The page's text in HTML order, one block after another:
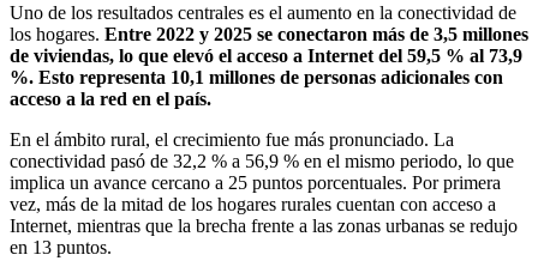
Uno de los resultados centrales es el aumento en la conectividad de
los hogares. Entre 2022 y 2025 se conectaron más de 3,5 millones
de viviendas, lo que elevó el acceso a Internet del 59,5 % al 73,9
%. Esto representa 10,1 millones de personas adicionales con
acceso a la red en el país.
En el ámbito rural, el crecimiento fue más pronunciado. La
conectividad pasó de 32,2 % a 56,9 % en el mismo periodo, lo que
implica un avance cercano a 25 puntos porcentuales. Por primera
vez, más de la mitad de los hogares rurales cuentan con acceso a
Internet, mientras que la brecha frente a las zonas urbanas se redujo
en 13 puntos.